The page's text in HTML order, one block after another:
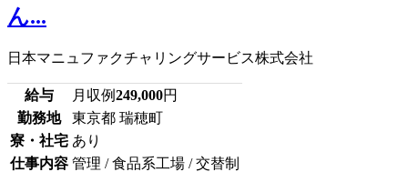
ん...
日本マニュファクチャリングサービス株式会社
給与 月収例249,000円
勤務地
東京都 瑞穂町
寮・社宅 あり
仕事内容 管理 / 食品系工場 / 交替制